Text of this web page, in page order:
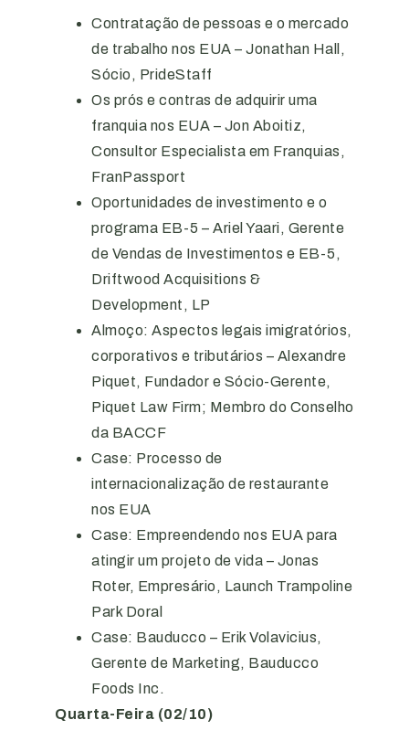
Contratação de pessoas e o mercado
de trabalho nos EUA – Jonathan Hall,
Sócio, PrideStaff
Os prós e contras de adquirir uma
franquia nos EUA – Jon Aboitiz,
Consultor Especialista em Franquias,
FranPassport
Oportunidades de investimento e o
programa EB-5 – Ariel Yaari, Gerente
de Vendas de Investimentos e EB-5,
Driftwood Acquisitions &
Development, LP
Almoço: Aspectos legais imigratórios,
corporativos e tributários – Alexandre
Piquet, Fundador e Sócio-Gerente,
Piquet Law Firm; Membro do Conselho
da BACCF
Case: Processo de
internacionalização de restaurante
nos EUA
Case: Empreendendo nos EUA para
atingir um projeto de vida – Jonas
Roter, Empresário, Launch Trampoline
Park Doral
Case: Bauducco – Erik Volavicius,
Gerente de Marketing, Bauducco
Foods Inc.
Quarta-Feira (02/10)